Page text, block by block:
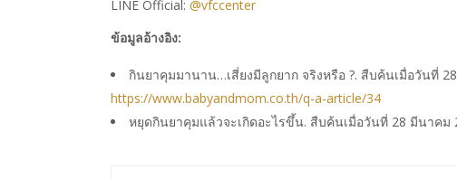
LINE Official: @vfccenter
ข้อมูลอ้างอิง:
กินยาคุมมานาน…เสี่ยงมีลูกยาก จริงหรือ ?. สืบค้นเมื่อวันที่
https://www.babyandmom.co.th/q-a-article/34
หยุดกินยาคุมแล้วจะเกิดอะไรขึ้น. สืบค้นเมื่อวันที่ 28 มีนาคม